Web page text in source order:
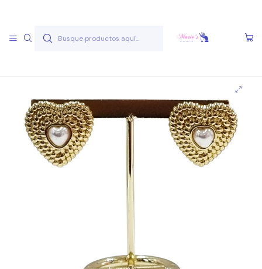
Inicio Joyas Acero Quirúgico Aros Acero Quirúgico
Aros A.Q. Dorados Aro AQ D 27